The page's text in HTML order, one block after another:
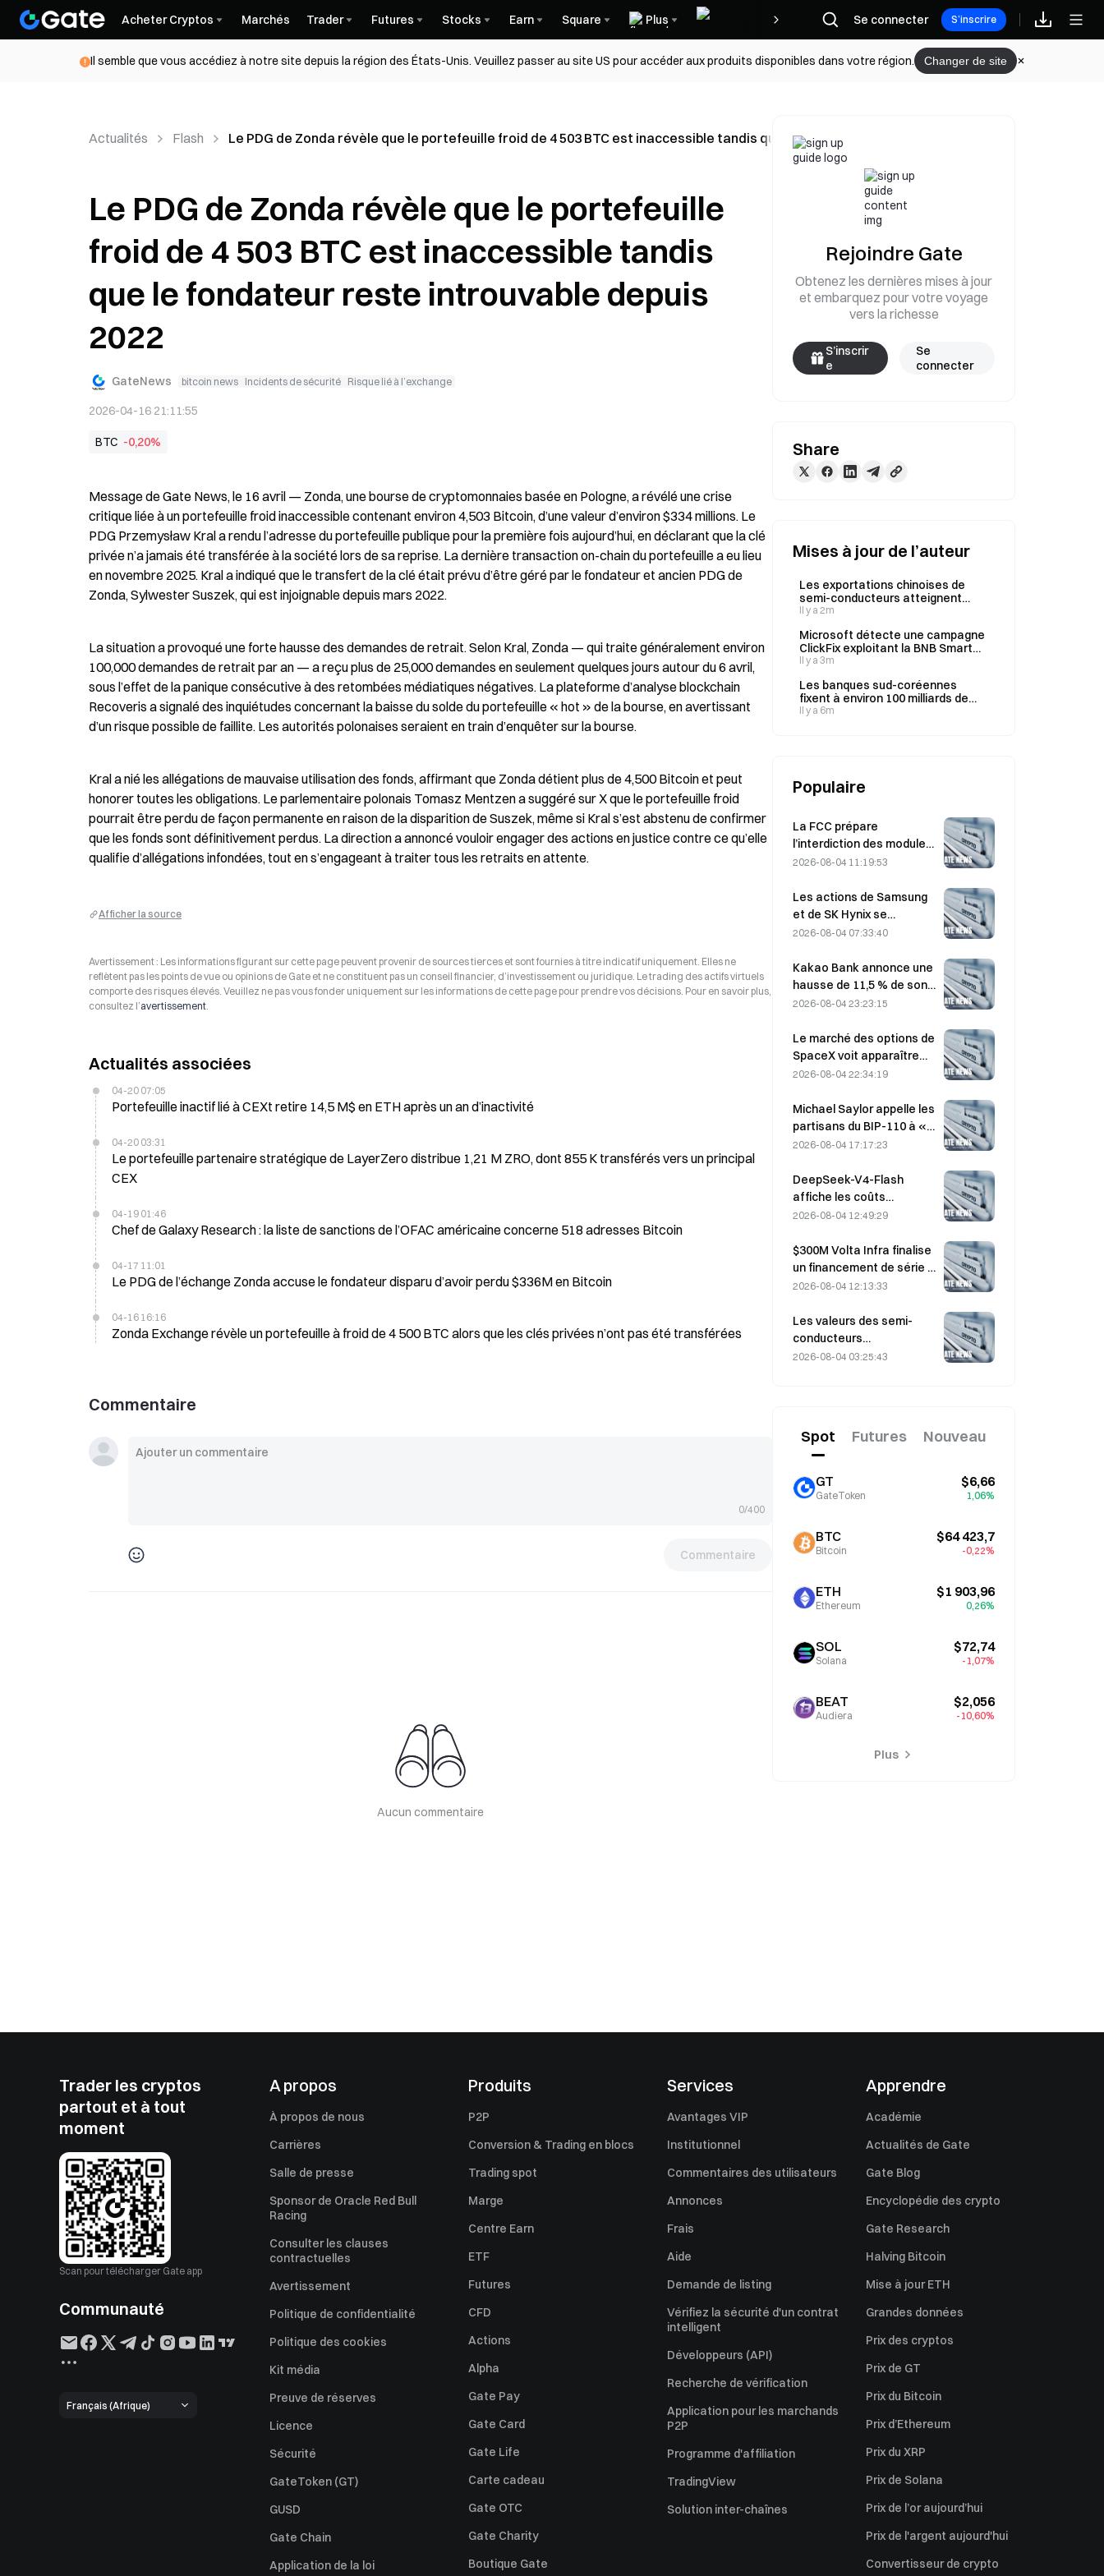
Acheter Cryptos Marchés Trader Futures Stocks Earn Square Plus Récompenses
Se connecter S’inscrire
Il semble que vous accédiez à notre site depuis la région des États-Unis. Veuillez passer au site US pour accéder aux produits disponibles dans votre région. Changer de site
Actualités Flash Le PDG de Zonda révèle que le portefeuille froid de 4 503 BTC est inaccessible tandis que le fondateur reste introuvable depuis 2022
Le PDG de Zonda révèle que le portefeuille
froid de 4 503 BTC est inaccessible tandis
que le fondateur reste introuvable depuis
2022
GateNews bitcoin news Incidents de sécurité Risque lié à l’exchange
2026-04-16 21:11:55
BTC -0,20%
Message de Gate News, le 16 avril — Zonda, une bourse de cryptomonnaies basée en Pologne, a révélé une crise
critique liée à un portefeuille froid inaccessible contenant environ 4,503 Bitcoin, d’une valeur d’environ $334 millions. Le
PDG Przemysław Kral a rendu l’adresse du portefeuille publique pour la première fois aujourd’hui, en déclarant que la clé
privée n’a jamais été transférée à la société lors de sa reprise. La dernière transaction on-chain du portefeuille a eu lieu
en novembre 2025. Kral a indiqué que le transfert de la clé était prévu d’être géré par le fondateur et ancien PDG de
Zonda, Sylwester Suszek, qui est injoignable depuis mars 2022.
La situation a provoqué une forte hausse des demandes de retrait. Selon Kral, Zonda — qui traite généralement environ
100,000 demandes de retrait par an — a reçu plus de 25,000 demandes en seulement quelques jours autour du 6 avril,
sous l’effet de la panique consécutive à des retombées médiatiques négatives. La plateforme d’analyse blockchain
Recoveris a signalé des inquiétudes concernant la baisse du solde du portefeuille « hot » de la bourse, en avertissant
d’un risque possible de faillite. Les autorités polonaises seraient en train d’enquêter sur la bourse.
Kral a nié les allégations de mauvaise utilisation des fonds, affirmant que Zonda détient plus de 4,500 Bitcoin et peut
honorer toutes les obligations. Le parlementaire polonais Tomasz Mentzen a suggéré sur X que le portefeuille froid
pourrait être perdu de façon permanente en raison de la disparition de Suszek, même si Kral s’est abstenu de confirmer
que les fonds sont définitivement perdus. La direction a annoncé vouloir engager des actions en justice contre ce qu’elle
qualifie d’allégations infondées, tout en s’engageant à traiter tous les retraits en attente.
Afficher la source
Avertissement : Les informations figurant sur cette page peuvent provenir de sources tierces et sont fournies à titre indicatif uniquement. Elles ne
reflètent pas les points de vue ou opinions de Gate et ne constituent pas un conseil financier, d’investissement ou juridique. Le trading des actifs virtuels
comporte des risques élevés. Veuillez ne pas vous fonder uniquement sur les informations de cette page pour prendre vos décisions. Pour en savoir plus,
consultez l’avertissement.
Actualités associées
04-20 07:05
Portefeuille inactif lié à CEXt retire 14,5 M$ en ETH après un an d’inactivité
04-20 03:31
Le portefeuille partenaire stratégique de LayerZero distribue 1,21 M ZRO, dont 855 K transférés vers un principal
CEX
04-19 01:46
Chef de Galaxy Research : la liste de sanctions de l’OFAC américaine concerne 518 adresses Bitcoin
04-17 11:01
Le PDG de l’échange Zonda accuse le fondateur disparu d’avoir perdu $336M en Bitcoin
04-16 16:16
Zonda Exchange révèle un portefeuille à froid de 4 500 BTC alors que les clés privées n’ont pas été transférées
Commentaire
0/400
Commentaire
Aucun commentaire
Rejoindre Gate
Obtenez les dernières mises à jour
et embarquez pour votre voyage
vers la richesse
S’inscrir
e
Se
connecter
Share
Mises à jour de l’auteur
Les exportations chinoises de
semi-conducteurs atteignent
38,74 milliards de dollars en juillet,
début de l’année
Il y a 2m
Microsoft détecte une campagne
ClickFix exploitant la BNB Smart
Chain pour cibler des milliers
Il y a 3m
Les banques sud-coréennes
fixent à environ 100 milliards de
wons par établissement le
Il y a 6m
Populaire
La FCC prépare
l’interdiction des modules
optiques chinois pour
Xinyuan pourrait subir un
impact sur 27 % de sa part
de marché.
2026-08-04 11:19:53
Les actions de Samsung
et de SK Hynix se
redressent après des
achats des particuliers
2026-08-04 07:33:40
Kakao Bank annonce une
hausse de 11,5 % de son
bénéfice net au deuxième
du premier semestre
atteignant un niveau
record
2026-08-04 23:23:15
Le marché des options de
SpaceX voit apparaître
$20M de mystérieuses
assortis d’un prix
d’exercice de 330 dollars
avant l’échéance de
2026-08-04 22:34:19
Michael Saylor appelle les
partisans du BIP-110 à «
se retirer », alors que le
stagne à 2,70 %
2026-08-04 17:17:23
DeepSeek-V4-Flash
affiche les coûts
d’exploitation les plus bas
modèles d’IA dans les
derniers tests de
référence
2026-08-04 12:49:29
$300M Volta Infra finalise
un financement de série A
à une valorisation de 2,4
par a16z et Altimeter
2026-08-04 12:13:33
Les valeurs des semi-
conducteurs
rebondissent après les
Western Digital et de
SanDisk au centre de
l’attention
2026-08-04 03:25:43
Spot Futures Nouveau
GT
GateToken
$6,66
1,06%
BTC
Bitcoin
$64 423,7
-0,22%
ETH
Ethereum
$1 903,96
0,26%
SOL
Solana
$72,74
-1,07%
BEAT
Audiera
$2,056
-10,60%
Plus
Trader les cryptos
partout et à tout
moment
Scan pour télécharger Gate app
Communauté
Français (Afrique)
A propos
À propos de nous
Carrières
Salle de presse
Sponsor de Oracle Red Bull
Racing
Consulter les clauses
contractuelles
Avertissement
Politique de confidentialité
Politique des cookies
Kit média
Preuve de réserves
Licence
Sécurité
GateToken (GT)
GUSD
Gate Chain
Application de la loi
Produits
P2P
Conversion & Trading en blocs
Trading spot
Marge
Centre Earn
ETF
Futures
CFD
Actions
Alpha
Gate Pay
Gate Card
Gate Life
Carte cadeau
Gate OTC
Gate Charity
Boutique Gate
Services
Avantages VIP
Institutionnel
Commentaires des utilisateurs
Annonces
Frais
Aide
Demande de listing
Vérifiez la sécurité d'un contrat
intelligent
Développeurs (API)
Recherche de vérification
Application pour les marchands
P2P
Programme d'affiliation
TradingView
Solution inter-chaînes
Apprendre
Académie
Actualités de Gate
Gate Blog
Encyclopédie des crypto
Gate Research
Halving Bitcoin
Mise à jour ETH
Grandes données
Prix des cryptos
Prix de GT
Prix du Bitcoin
Prix d’Ethereum
Prix du XRP
Prix de Solana
Prix de l’or aujourd’hui
Prix de l'argent aujourd'hui
Convertisseur de crypto